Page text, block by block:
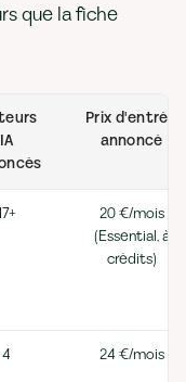
que la fiche
IA
Prix d'entrée
annoncé
20 €/mois
(Essential, à
crédits)
4 24 €/mois